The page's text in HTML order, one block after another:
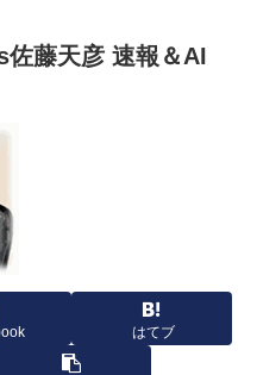
藤天彦 速報＆AI
はてブ